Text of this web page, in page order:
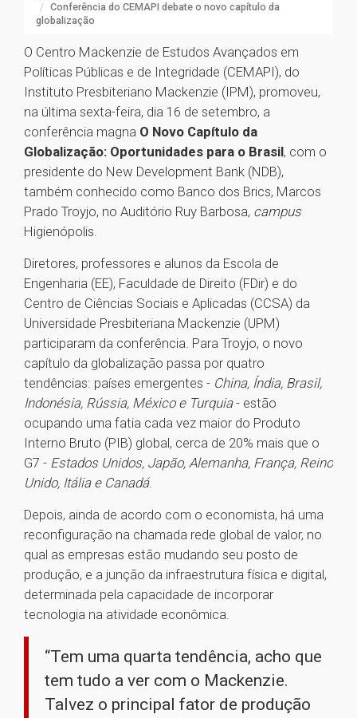
Conferência do CEMAPI debate o novo capítulo da
globalização
O Centro Mackenzie de Estudos Avançados em
Políticas Públicas e de Integridade (CEMAPI), do
Instituto Presbiteriano Mackenzie (IPM), promoveu,
na última sexta-feira, dia 16 de setembro, a
conferência magna O Novo Capítulo da
Globalização: Oportunidades para o Brasil, com o
presidente do New Development Bank (NDB),
também conhecido como Banco dos Brics, Marcos
Prado Troyjo, no Auditório Ruy Barbosa, campus
Higienópolis.
Diretores, professores e alunos da Escola de
Engenharia (EE), Faculdade de Direito (FDir) e do
Centro de Ciências Sociais e Aplicadas (CCSA) da
Universidade Presbiteriana Mackenzie (UPM)
participaram da conferência. Para Troyjo, o novo
capítulo da globalização passa por quatro
tendências: países emergentes - China, Índia, Brasil,
Indonésia, Rússia, México e Turquia- estão
ocupando uma fatia cada vez maior do Produto
Interno Bruto (PIB) global, cerca de 20% mais que o
G7 - Estados Unidos, Japão, Alemanha, França, Reino
Unido, Itália e Canadá.
Depois, ainda de acordo com o economista, há uma
reconfiguração na chamada rede global de valor, no
qual as empresas estão mudando seu posto de
produção, e a junção da infraestrutura física e digital,
determinada pela capacidade de incorporar
tecnologia na atividade econômica.
“Tem uma quarta tendência, acho que
tem tudo a ver com o Mackenzie.
Talvez o principal fator de produção